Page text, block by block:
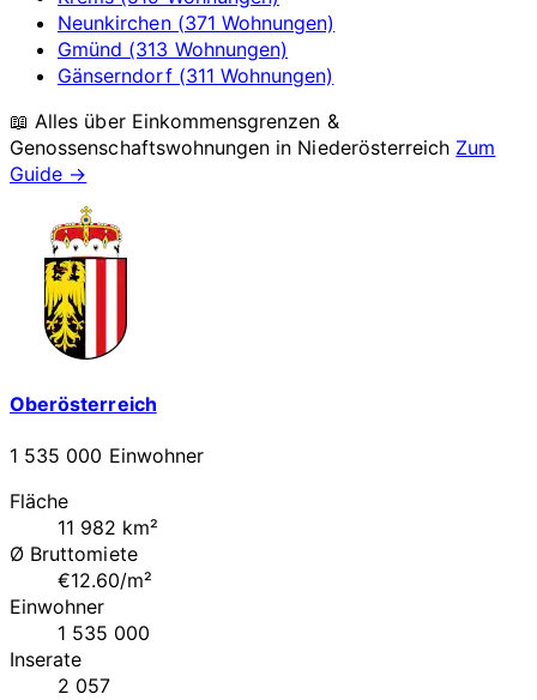
Neunkirchen (371 Wohnungen)
Gmünd (313 Wohnungen)
Gänserndorf (311 Wohnungen)
📖 Alles über Einkommensgrenzen &
Genossenschaftswohnungen in Niederösterreich Zum
Guide →
Oberösterreich
1 535 000 Einwohner
Fläche
11 982 km²
Ø Bruttomiete
€12.60/m²
Einwohner
1 535 000
Inserate
2 057